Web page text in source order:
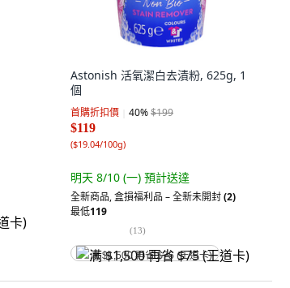
Astonish 活氧潔白去漬粉, 625g, 1
個
首購折扣價 40%$199
$119
($19.04/100g)
明天 8/10 (一) 預計送達
全新商品,盒損福利品 – 全新未開封(2)
最低119
(13)
满 $1,500 再省 $75 (王道卡)